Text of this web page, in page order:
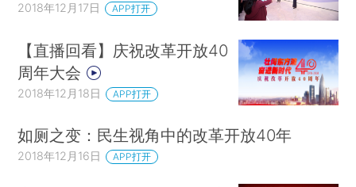
2018年12月17日 APP打开
【直播回看】庆祝改革开放40
周年大会
2018年12月18日 APP打开
如厕之变：民生视角中的改革开放40年
2018年12月16日 APP打开